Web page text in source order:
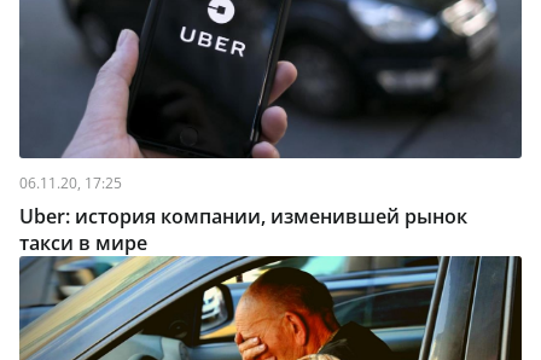
06.11.20, 17:25
Uber: история компании, изменившей рынок
такси в мире